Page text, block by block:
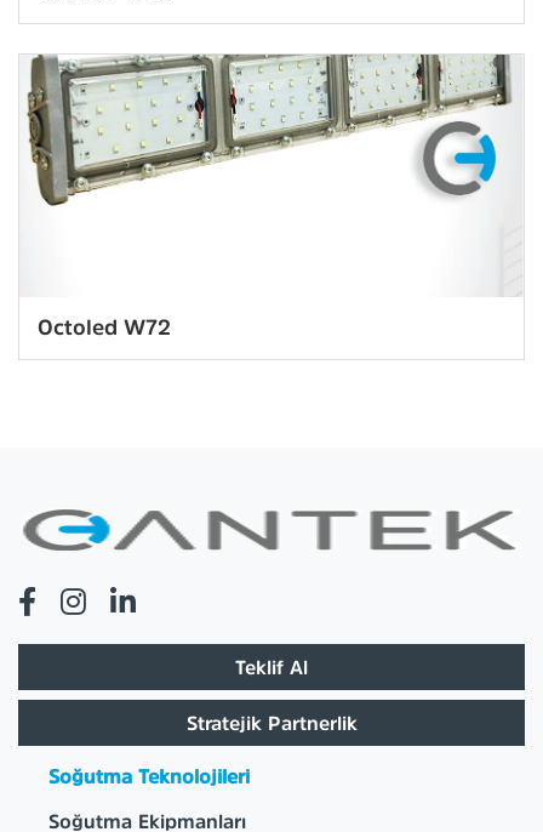
Octoled W72
Teklif Al
Stratejik Partnerlik
Soğutma Teknolojileri
Soğutma Ekipmanları